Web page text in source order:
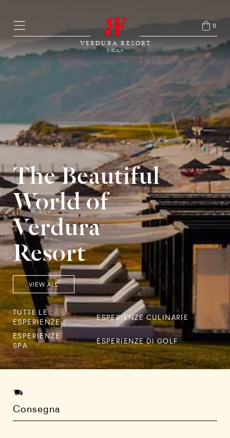
VERDURA RESORT
SICILY
0
The Beautiful
World of
Verdura
Resort
VIEW ALL
TUTTE LE
ESPERIENZE
ESPERIENZE CULINARIE
ESPERIENZE
SPA
ESPERIENZE DI GOLF
Consegna